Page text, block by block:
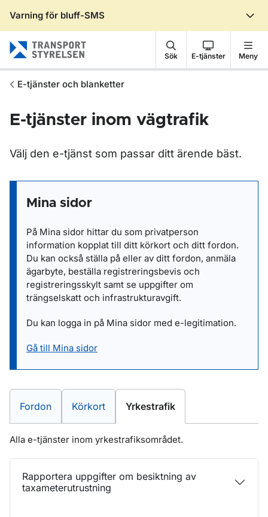
Varning för bluff-SMS
Sök E-tjänster Meny
E-tjänster och blanketter
E-tjänster inom vägtrafik
Välj den e-tjänst som passar ditt ärende bäst.
Mina sidor
På Mina sidor hittar du som privatperson
information kopplat till ditt körkort och ditt fordon.
Du kan också ställa på eller av ditt fordon, anmäla
ägarbyte, beställa registreringsbevis och
registreringsskylt samt se uppgifter om
trängselskatt och infrastrukturavgift.
Du kan logga in på Mina sidor med e-legitimation.
Gå till Mina sidor
E-tjänster inom
Fordon E-tjänster inom
Körkort E-tjänster inom
Yrkestrafik
Alla e-tjänster inom yrkestrafiksområdet.
Rapportera uppgifter om besiktning av
taxameterutrustning